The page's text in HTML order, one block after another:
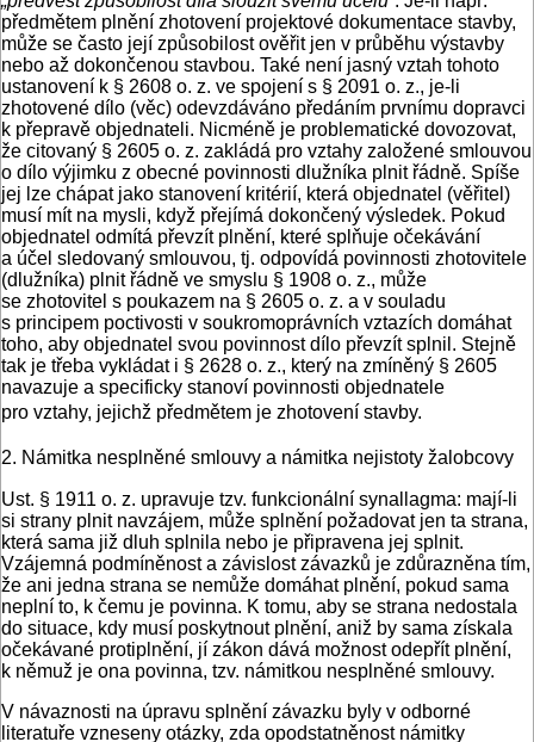
předmětem plnění zhotovení projektové dokumentace stavby,
může se často její způsobilost ověřit jen v průběhu výstavby
nebo až dokončenou stavbou. Také není jasný vztah tohoto
ustanovení k § 2608 o. z. ve spojení s § 2091 o. z., je-li
zhotovené dílo (věc) odevzdáváno předáním prvnímu dopravci
k přepravě objednateli. Nicméně je problematické dovozovat,
že citovaný § 2605 o. z. zakládá pro vztahy založené smlouvou
o dílo výjimku z obecné povinnosti dlužníka plnit řádně. Spíše
jej lze chápat jako stanovení kritérií, která objednatel (věřitel)
musí mít na mysli, když přejímá dokončený výsledek. Pokud
objednatel odmítá převzít plnění, které splňuje očekávání
a účel sledovaný smlouvou, tj. odpovídá povinnosti zhotovitele
(dlužníka) plnit řádně ve smyslu § 1908 o. z., může
se zhotovitel s poukazem na § 2605 o. z. a v souladu
s principem poctivosti v soukromoprávních vztazích domáhat
toho, aby objednatel svou povinnost dílo převzít splnil. Stejně
tak je třeba vykládat i § 2628 o. z., který na zmíněný § 2605
navazuje a specificky stanoví povinnosti objednatele
pro vztahy, jejichž předmětem je zhotovení stavby.
2. Námitka nesplněné smlouvy a námitka nejistoty žalobcovy
Ust. § 1911 o. z. upravuje tzv. funkcionální synallagma: mají-li
si strany plnit navzájem, může splnění požadovat jen ta strana,
která sama již dluh splnila nebo je připravena jej splnit.
Vzájemná podmíněnost a závislost závazků je zdůrazněna tím,
že ani jedna strana se nemůže domáhat plnění, pokud sama
neplní to, k čemu je povinna. K tomu, aby se strana nedostala
do situace, kdy musí poskytnout plnění, aniž by sama získala
očekávané protiplnění, jí zákon dává možnost odepřít plnění,
k němuž je ona povinna, tzv. námitkou nesplněné smlouvy.
V návaznosti na úpravu splnění závazku byly v odborné
literatuře vzneseny otázky, zda opodstatněnost námitky